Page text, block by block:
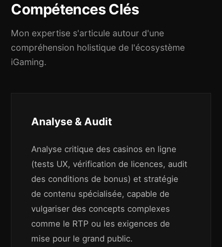
Compétences Clés
Mon expertise s'articule autour d'une
compréhension holistique de l'écosystème
iGaming.
Analyse & Audit
Analyse critique des casinos en ligne
(tests UX, vérification de licences, audit
des conditions de bonus) et stratégie
de contenu spécialisée, capable de
vulgariser des concepts complexes
comme le RTP ou les exigences de
mise pour le grand public.